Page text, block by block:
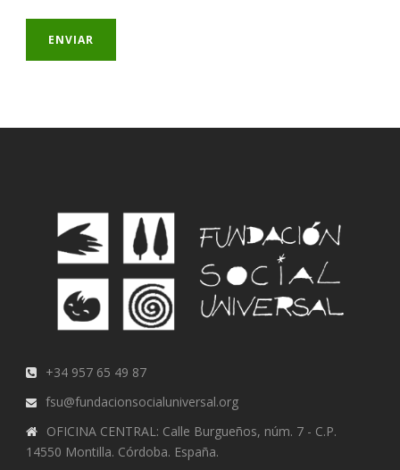
+34 957 65 49 87
fsu@fundacionsocialuniversal.org
OFICINA CENTRAL: Calle Burgueños, núm. 7 - C.P.
14550 Montilla. Córdoba. España.